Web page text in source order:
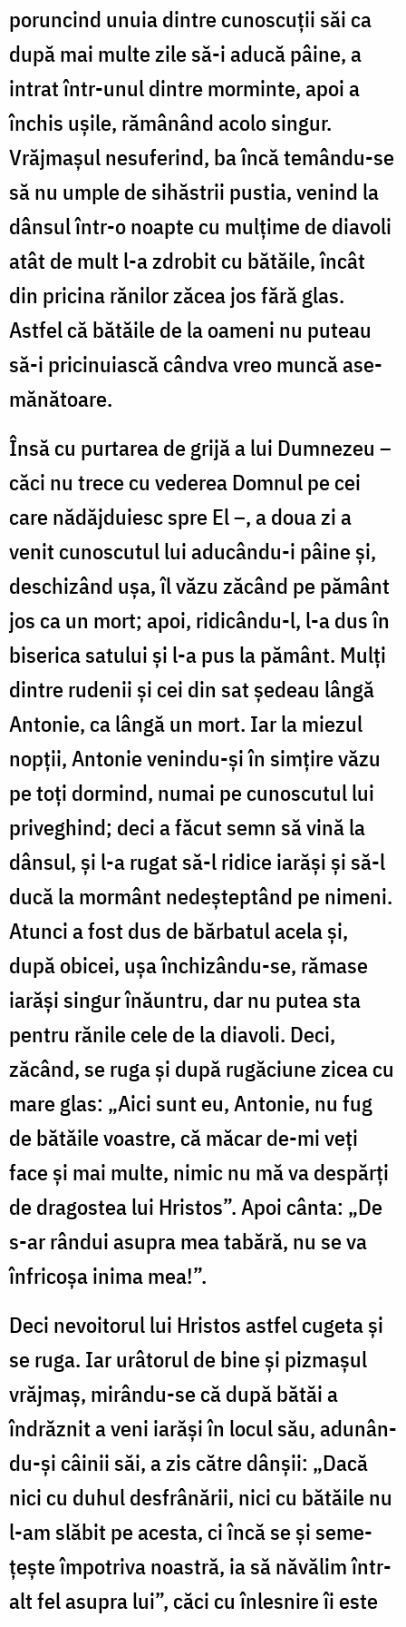
poruncind unuia dintre cu­nos­cuții săi ca
după mai multe zile să-i aducă pâine, a
intrat într-unul dintre mor­minte, apoi a
închis ușile, ră­mânând acolo singur.
Vrăjma­șul nesuferind, ba încă te­mân­du-se
să nu umple de sihăstrii pustia, venind la
dânsul într-o noap­te cu mulțime de diavoli
atât de mult l-a zdrobit cu bă­tăile, încât
din pricina rănilor zăcea jos fără glas.
Astfel că bă­tăile de la oameni nu puteau
să-i pri­ci­nuiască cândva vreo muncă ase­
mă­nă­toare.
Însă cu purtarea de grijă a lui Dumnezeu –
căci nu trece cu vederea Domnul pe cei
care nădăjduiesc spre El –, a doua zi a
venit cunoscutul lui aducându-i pâine și,
des­chi­zând ușa, îl văzu zăcând pe pământ
jos ca un mort; apoi, ri­di­cându-l, l-a dus în
biserica satului și l-a pus la pământ. Mulți
dintre rudenii și cei din sat ședeau lângă
Antonie, ca lângă un mort. Iar la miezul
nopții, Antonie venindu-și în sim­țire văzu
pe toți dor­mind, numai pe cunoscutul lui
pri­veghind; deci a făcut semn să vină la
dânsul, și l-a rugat să-l ridice iarăși și să-l
ducă la mor­mânt nedeșteptând pe nimeni.
Atunci a fost dus de băr­ba­tul acela și,
după obicei, ușa închizându-se, rămase
iarăși singur înăuntru, dar nu putea sta
pentru rănile cele de la dia­voli. Deci,
zăcând, se ruga și după rugăciune zicea cu
mare glas: „Aici sunt eu, Antonie, nu fug
de bătăile voastre, că mă­car de-mi veți
face și mai multe, nimic nu mă va despărți
de dra­gostea lui Hris­tos”. Apoi cânta: „De
s-ar rândui asupra mea ta­bără, nu se va
înfricoșa inima mea!”.
Deci nevoitorul lui Hristos astfel cugeta și
se ruga. Iar urâ­torul de bine și pizmașul
vrăjmaș, mirându-se că după bătăi a
îndrăznit a veni iarăși în locul său, adu­nân­
du-și câinii săi, a zis către dânșii: „Dacă
nici cu duhul des­­frâ­nă­rii, nici cu bă­tăile nu
l-am slăbit pe acesta, ci încă se și se­me­
țește îm­po­tri­va noastră, ia să năvălim într-
alt fel asupra lui”, căci cu în­les­nire îi este